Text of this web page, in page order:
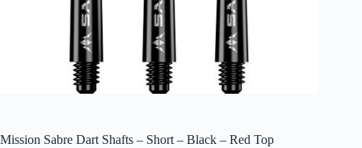
Mission Sabre Dart Shafts – Short – Black – Red Top